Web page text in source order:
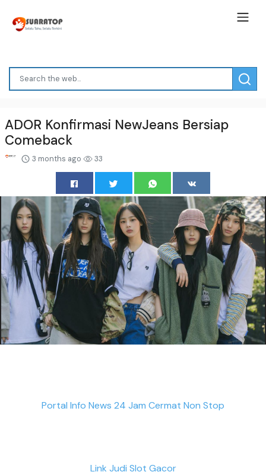
ADOR Konfirmasi NewJeans Bersiap
Comeback
3 months ago 33
Portal Info News 24 Jam Cermat Non Stop
Link Judi Slot Gacor